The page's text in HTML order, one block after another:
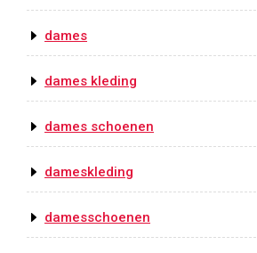
dames
dames kleding
dames schoenen
dameskleding
damesschoenen